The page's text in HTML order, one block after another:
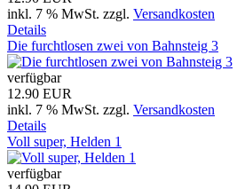
inkl. 7 % MwSt. zzgl. Versandkosten
Details
Die furchtlosen zwei von Bahnsteig 3
verfügbar
12.90 EUR
inkl. 7 % MwSt. zzgl. Versandkosten
Details
Voll super, Helden 1
verfügbar